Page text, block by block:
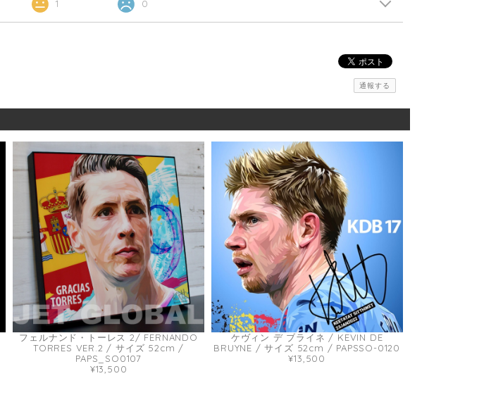
1 0
通報する
フェルナンド・トーレス 2/ FERNANDO
TORRES VER.2 / サイズ 52cm /
PAPS_SO0107
¥13,500
ケヴィン デ ブライネ / KEVIN DE
BRUYNE / サイズ 52cm / PAPSSO-0120
¥13,500